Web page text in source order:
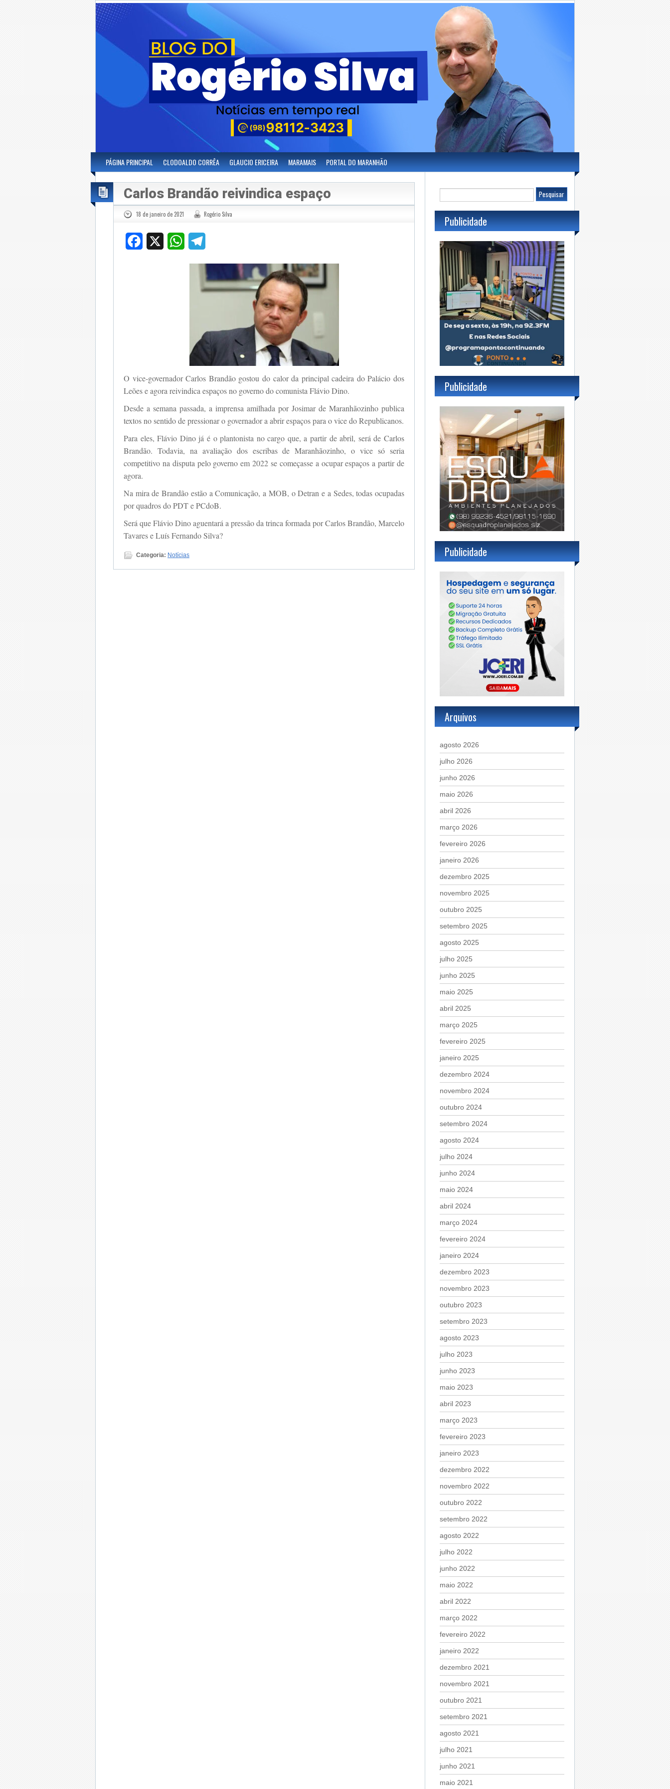
PÁGINA PRINCIPAL CLODOALDO CORRÊA GLAUCIO ERICEIRA MARAMAIS PORTAL DO MARANHÃO
Carlos Brandão reivindica espaço
18 de janeiro de 2021 Rogério Silva
Facebook WhatsApp
O vice-governador Carlos Brandão gostou do calor da principal cadeira do Palácio dos
Leões e agora reivindica espaços no governo do comunista Flávio Dino.
Desde a semana passada, a imprensa amilhada por Josimar de Maranhãozinho publica
textos no sentido de pressionar o governador a abrir espaços para o vice do Republicanos.
Para eles, Flávio Dino já é o plantonista no cargo que, a partir de abril, será de Carlos
Brandão. Todavia, na avaliação dos escribas de Maranhãozinho, o vice só seria
competitivo na disputa pelo governo em 2022 se começasse a ocupar espaços a partir de
agora.
Na mira de Brandão estão a Comunicação, a MOB, o Detran e a Sedes, todas ocupadas
por quadros do PDT e PCdoB.
Será que Flávio Dino aguentará a pressão da trinca formada por Carlos Brandão, Marcelo
Tavares e Luís Fernando Silva?
Categoria: Notícias
Publicidade
Publicidade
Publicidade
Arquivos
agosto 2026
julho 2026
junho 2026
maio 2026
abril 2026
março 2026
fevereiro 2026
janeiro 2026
dezembro 2025
novembro 2025
outubro 2025
setembro 2025
agosto 2025
julho 2025
junho 2025
maio 2025
abril 2025
março 2025
fevereiro 2025
janeiro 2025
dezembro 2024
novembro 2024
outubro 2024
setembro 2024
agosto 2024
julho 2024
junho 2024
maio 2024
abril 2024
março 2024
fevereiro 2024
janeiro 2024
dezembro 2023
novembro 2023
outubro 2023
setembro 2023
agosto 2023
julho 2023
junho 2023
maio 2023
abril 2023
março 2023
fevereiro 2023
janeiro 2023
dezembro 2022
novembro 2022
outubro 2022
setembro 2022
agosto 2022
julho 2022
junho 2022
maio 2022
abril 2022
março 2022
fevereiro 2022
janeiro 2022
dezembro 2021
novembro 2021
outubro 2021
setembro 2021
agosto 2021
julho 2021
junho 2021
maio 2021